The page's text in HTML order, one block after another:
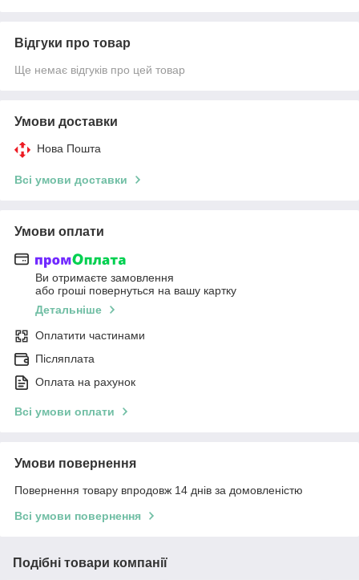
Відгуки про товар
Ще немає відгуків про цей товар
Умови доставки
Нова Пошта
Всі умови доставки
Умови оплати
Ви отримаєте замовлення
або гроші повернуться на вашу картку
Детальніше
Оплатити частинами
Післяплата
Оплата на рахунок
Всі умови оплати
Умови повернення
Повернення товару впродовж 14 днів за домовленістю
Всі умови повернення
Подібні товари компанії